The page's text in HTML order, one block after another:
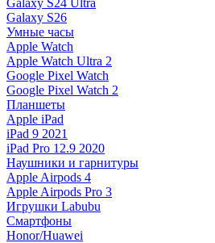
Galaxy S24 Ultra
Galaxy S26
Умные часы
Apple Watch
Apple Watch Ultra 2
Google Pixel Watch
Google Pixel Watch 2
Планшеты
Apple iPad
iPad 9 2021
iPad Pro 12.9 2020
Наушники и гарнитуры
Apple Airpods 4
Apple Airpods Pro 3
Игрушки Labubu
Смартфоны
Honor/Huawei